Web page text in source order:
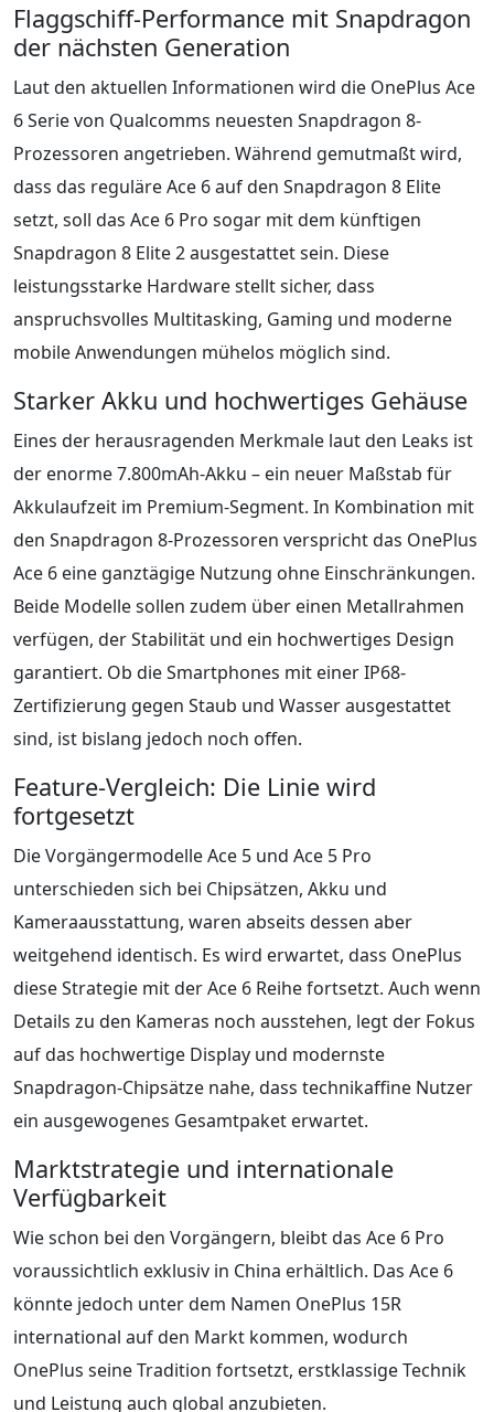
Flaggschiff-Performance mit Snapdragon
der nächsten Generation
Laut den aktuellen Informationen wird die OnePlus Ace
6 Serie von Qualcomms neuesten Snapdragon 8-
Prozessoren angetrieben. Während gemutmaßt wird,
dass das reguläre Ace 6 auf den Snapdragon 8 Elite
setzt, soll das Ace 6 Pro sogar mit dem künftigen
Snapdragon 8 Elite 2 ausgestattet sein. Diese
leistungsstarke Hardware stellt sicher, dass
anspruchsvolles Multitasking, Gaming und moderne
mobile Anwendungen mühelos möglich sind.
Starker Akku und hochwertiges Gehäuse
Eines der herausragenden Merkmale laut den Leaks ist
der enorme 7.800mAh-Akku – ein neuer Maßstab für
Akkulaufzeit im Premium-Segment. In Kombination mit
den Snapdragon 8-Prozessoren verspricht das OnePlus
Ace 6 eine ganztägige Nutzung ohne Einschränkungen.
Beide Modelle sollen zudem über einen Metallrahmen
verfügen, der Stabilität und ein hochwertiges Design
garantiert. Ob die Smartphones mit einer IP68-
Zertifizierung gegen Staub und Wasser ausgestattet
sind, ist bislang jedoch noch offen.
Feature-Vergleich: Die Linie wird
fortgesetzt
Die Vorgängermodelle Ace 5 und Ace 5 Pro
unterschieden sich bei Chipsätzen, Akku und
Kameraausstattung, waren abseits dessen aber
weitgehend identisch. Es wird erwartet, dass OnePlus
diese Strategie mit der Ace 6 Reihe fortsetzt. Auch wenn
Details zu den Kameras noch ausstehen, legt der Fokus
auf das hochwertige Display und modernste
Snapdragon-Chipsätze nahe, dass technikaffine Nutzer
ein ausgewogenes Gesamtpaket erwartet.
Marktstrategie und internationale
Verfügbarkeit
Wie schon bei den Vorgängern, bleibt das Ace 6 Pro
voraussichtlich exklusiv in China erhältlich. Das Ace 6
könnte jedoch unter dem Namen OnePlus 15R
international auf den Markt kommen, wodurch
OnePlus seine Tradition fortsetzt, erstklassige Technik
und Leistung auch global anzubieten.